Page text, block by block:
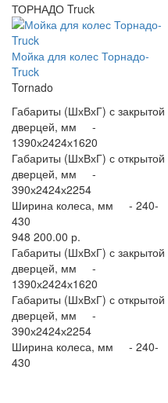
ТОРНАДО Truck
Мойка для колес Торнадо-
Truck
Tornado
Габариты (ШхВхГ) с закрытой
дверцей, мм -
1390х2424х1620
Габариты (ШхВхГ) с открытой
дверцей, мм -
390х2424х2254
Ширина колеса, мм - 240-
430
948 200.00 р.
Габариты (ШхВхГ) с закрытой
дверцей, мм -
1390х2424х1620
Габариты (ШхВхГ) с открытой
дверцей, мм -
390х2424х2254
Ширина колеса, мм - 240-
430